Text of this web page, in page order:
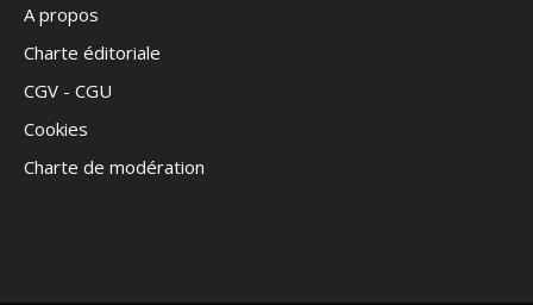
A propos
Charte éditoriale
CGV - CGU
Cookies
Charte de modération